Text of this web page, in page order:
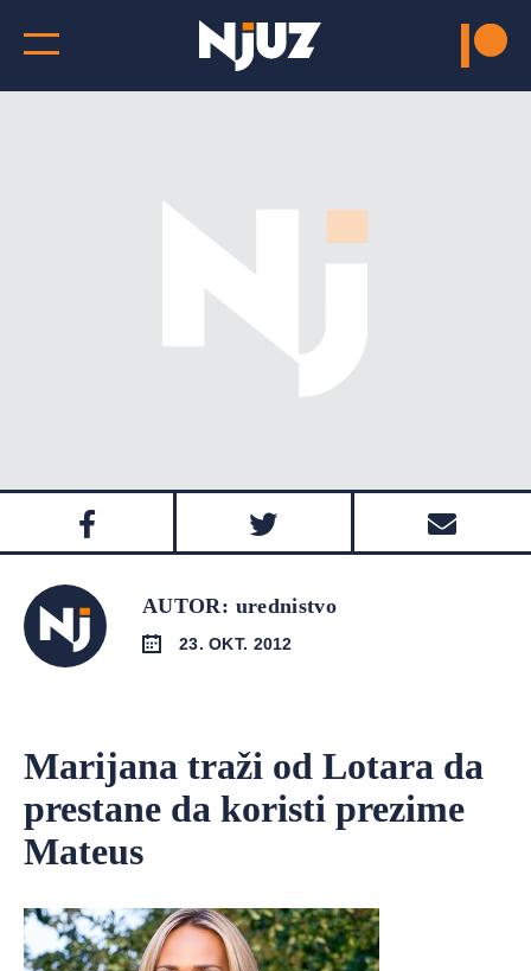
AUTOR: urednistvo
23. OKT. 2012
Marijana traži od Lotara da
prestane da koristi prezime
Mateus